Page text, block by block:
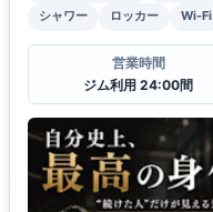
シャワー
ロッカー Wi-Fi
営業時間
ジム利用 24:00間